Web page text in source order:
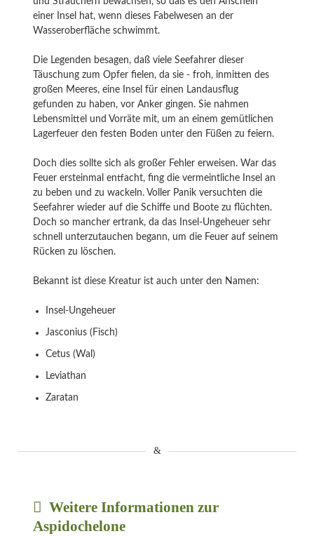
einer Insel hat, wenn dieses Fabelwesen an der
Wasseroberfläche schwimmt.
Die Legenden besagen, daß viele Seefahrer dieser
Täuschung zum Opfer fielen, da sie - froh, inmitten des
großen Meeres, eine Insel für einen Landausflug
gefunden zu haben, vor Anker gingen. Sie nahmen
Lebensmittel und Vorräte mit, um an einem gemütlichen
Lagerfeuer den festen Boden unter den Füßen zu feiern.
Doch dies sollte sich als großer Fehler erweisen. War das
Feuer ersteinmal entfacht, fing die vermeintliche Insel an
zu beben und zu wackeln. Voller Panik versuchten die
Seefahrer wieder auf die Schiffe und Boote zu flüchten.
Doch so mancher ertrank, da das Insel-Ungeheuer sehr
schnell unterzutauchen begann, um die Feuer auf seinem
Rücken zu löschen.
Bekannt ist diese Kreatur ist auch unter den Namen:
Insel-Ungeheuer
Jasconius (Fisch)
Cetus (Wal)
Leviathan
Zaratan
Weitere Informationen zur
Aspidochelone